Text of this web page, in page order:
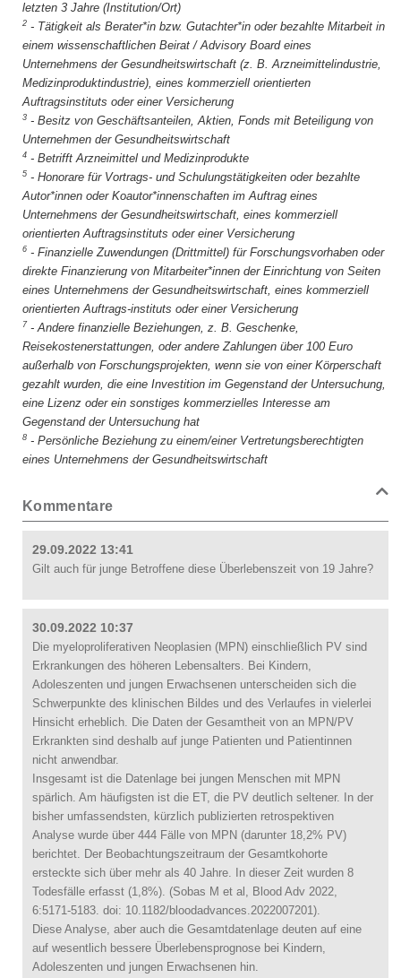
letzten 3 Jahre (Institution/Ort)
2 - Tätigkeit als Berater*in bzw. Gutachter*in oder bezahlte Mitarbeit in
einem wissenschaftlichen Beirat / Advisory Board eines
Unternehmens der Gesundheitswirtschaft (z. B. Arzneimittelindustrie,
Medizinproduktindustrie), eines kommerziell orientierten
Auftragsinstituts oder einer Versicherung
3 - Besitz von Geschäftsanteilen, Aktien, Fonds mit Beteiligung von
Unternehmen der Gesundheitswirtschaft
4 - Betrifft Arzneimittel und Medizinprodukte
5 - Honorare für Vortrags- und Schulungstätigkeiten oder bezahlte
Autor*innen oder Koautor*innenschaften im Auftrag eines
Unternehmens der Gesundheitswirtschaft, eines kommerziell
orientierten Auftragsinstituts oder einer Versicherung
6 - Finanzielle Zuwendungen (Drittmittel) für Forschungsvorhaben oder
direkte Finanzierung von Mitarbeiter*innen der Einrichtung von Seiten
eines Unternehmens der Gesundheitswirtschaft, eines kommerziell
orientierten Auftrags-instituts oder einer Versicherung
7 - Andere finanzielle Beziehungen, z. B. Geschenke,
Reisekostenerstattungen, oder andere Zahlungen über 100 Euro
außerhalb von Forschungsprojekten, wenn sie von einer Körperschaft
gezahlt wurden, die eine Investition im Gegenstand der Untersuchung,
eine Lizenz oder ein sonstiges kommerzielles Interesse am
Gegenstand der Untersuchung hat
8 - Persönliche Beziehung zu einem/einer Vertretungsberechtigten
eines Unternehmens der Gesundheitswirtschaft
Kommentare
29.09.2022 13:41
Gilt auch für junge Betroffene diese Überlebenszeit von 19 Jahre?
30.09.2022 10:37
Die myeloproliferativen Neoplasien (MPN) einschließlich PV sind
Erkrankungen des höheren Lebensalters. Bei Kindern,
Adoleszenten und jungen Erwachsenen unterscheiden sich die
Schwerpunkte des klinischen Bildes und des Verlaufes in vielerlei
Hinsicht erheblich. Die Daten der Gesamtheit von an MPN/PV
Erkrankten sind deshalb auf junge Patienten und Patientinnen
nicht anwendbar.
Insgesamt ist die Datenlage bei jungen Menschen mit MPN
spärlich. Am häufigsten ist die ET, die PV deutlich seltener. In der
bisher umfassendsten, kürzlich publizierten retrospektiven
Analyse wurde über 444 Fälle von MPN (darunter 18,2% PV)
berichtet. Der Beobachtungszeitraum der Gesamtkohorte
ersteckte sich über mehr als 40 Jahre. In dieser Zeit wurden 8
Todesfälle erfasst (1,8%). (Sobas M et al, Blood Adv 2022,
6:5171-5183. doi: 10.1182/bloodadvances.2022007201).
Diese Analyse, aber auch die Gesamtdatenlage deuten auf eine
auf wesentlich bessere Überlebensprognose bei Kindern,
Adoleszenten und jungen Erwachsenen hin.